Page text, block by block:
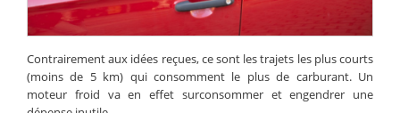
Contrairement aux idées reçues, ce sont les trajets les plus courts
(moins de 5 km) qui consomment le plus de carburant. Un
moteur froid va en effet surconsommer et engendrer une